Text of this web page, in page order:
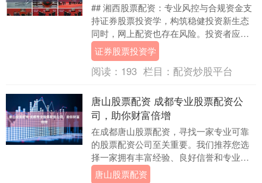
## 湘西股票配资：专业风控与合规资金支
持证券股票投资学，构筑稳健投资新生态
同时，网上配资也存在风险。投资者应该
选择正规、可信的平台，避免遭遇非法平
台的欺诈行....
证券股票投资学
阅读： 193 栏目： 配资炒股平台
唐山股票配资 成都专业股票配资公
司，助你财富倍增
在成都唐山股票配资，寻找一家专业可靠
的股票配资公司至关重要。我们推荐您选
择一家拥有丰富经验、良好信誉和专业团
队的配资公司。 对于想要参与配资的投资
唐山股票配资